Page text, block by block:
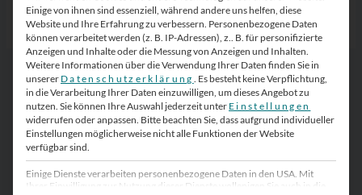
Einige von ihnen sind essenziell, während andere uns helfen, diese
Website und Ihre Erfahrung zu verbessern. Personenbezogene Daten
können verarbeitet werden (z. B. IP-Adressen), z.. B. für personifizierte
Anzeigen und Inhalte oder die Messung von Anzeigen und Inhalten.
Weitere Informationen über die Verwendung Ihrer Daten finden Sie in
unserer Datenschutzerklärung . Es besteht keine Verpflichtung,
in die Verarbeitung Ihrer Daten einzuwilligen, um dieses Angebot zu
nutzen. Sie können Ihre Auswahl jederzeit unter Einstellungen
widerrufen oder anpassen. Bitte beachten Sie, dass aufgrund individueller
Einstellungen möglicherweise nicht alle Funktionen der Website
verfügbar sind.
Einige Dienste verarbeiten personenbezogene Daten in den USA. Mit
Ihrer Einwilligung zur Nutzung dieser Dienste wollenigen Sie auch in die